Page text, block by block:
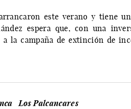
este verano y tiene
espera que, con una
la campaña de extinción de
Los Palcancares